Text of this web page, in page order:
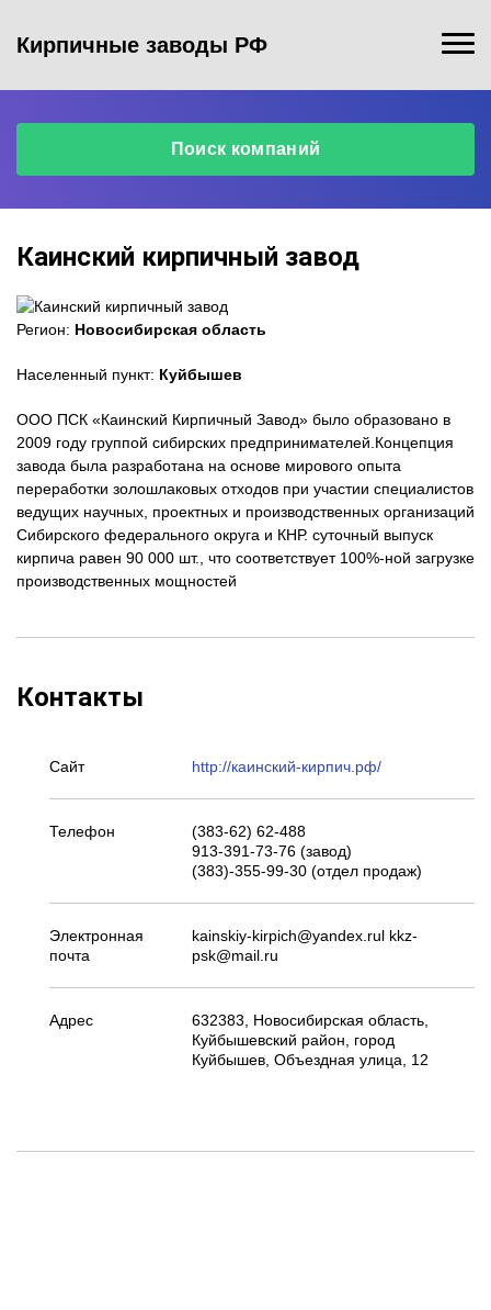
Кирпичные заводы РФ
Поиск компаний
Каинский кирпичный завод
Регион: Новосибирская область
Населенный пункт: Куйбышев
ООО ПСК «Каинский Кирпичный Завод» было образовано в
2009 году группой сибирских предпринимателей.Концепция
завода была разработана на основе мирового опыта
переработки золошлаковых отходов при участии специалистов
ведущих научных, проектных и производственных организаций
Сибирского федерального округа и КНР. суточный выпуск
кирпича равен 90 000 шт., что соответствует 100%-ной загрузке
производственных мощностей
Контакты
Сайт http://каинский-кирпич.рф/
Телефон
(383-62) 62-488
913-391-73-76 (завод)
(383)-355-99-30 (отдел продаж)
Электронная
почта
kainskiy-kirpich@yandex.rul kkz-
psk@mail.ru
Адрес
632383, Новосибирская область,
Куйбышевский район, город
Куйбышев, Объездная улица, 12